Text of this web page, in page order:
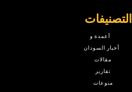
التصنيفات
أعمدة و
أخبار السودان
مقالات
تقارير
منوعات